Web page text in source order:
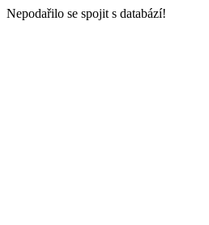
Nepodařilo se spojit s databází!